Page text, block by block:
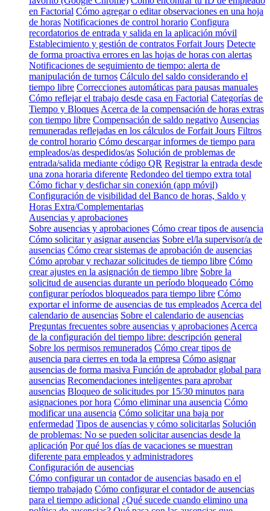
en Factorial Cómo agregar o editar observaciones en una hoja
de horas Notificaciones de control horario Configura
recordatorios de entrada y salida en la aplicación móvil
Establecimiento y gestión de contratos Forfait Jours Detecte
de forma proactiva errores en las hojas de horas con alertas
Notificaciones de seguimiento de tiempo: alerta de
manipulación de turnos Cálculo del saldo considerando el
tiempo libre Correcciones automáticas para pausas manuales
Cómo reflejar el trabajo desde casa en Factorial Categorías de
Tiempo y Bloques Acerca de la compensación de horas extras
con tiempo libre Compensación de saldo negativo Ausencias
remuneradas reflejadas en los cálculos de Forfait Jours Filtros
de control horario Cómo descargar informes de tiempo para
empleados/as despedidos/as Solución de problemas de
entrada/salida mediante código QR Registrar la entrada desde
una zona horaria diferente Redondeo del tiempo extra total
Cómo fichar y desfichar sin conexión (app móvil)
Configuración de visibilidad del Banco de horas, Saldo y
Horas Extra/Complementarias
Ausencias y aprobaciones
Sobre ausencias y aprobaciones Cómo crear tipos de ausencia
Cómo solicitar y asignar ausencias Sobre el/la supervisor/a de
ausencias Cómo crear sistemas de aprobación de ausencias
Cómo aprobar y rechazar solicitudes de tiempo libre Cómo
crear ajustes en la asignación de tiempo libre Sobre la
solicitud de ausencias durante un período bloqueado Cómo
configurar períodos bloqueados para tiempo libre Cómo
exportar el informe de ausencias de tus empleados Acerca del
calendario de ausencias Sobre el calendario de ausencias
Preguntas frecuentes sobre ausencias y aprobaciones Acerca
de la configuración del tiempo libre: descripción general
Sobre los permisos remunerados Cómo crear tipos de
ausencia para cierres en toda la empresa Cómo asignar
ausencias de forma masiva Función de aprobador global para
ausencias Recomendaciones inteligentes para aprobar
ausencias Bloqueo de solicitudes por 15/30 minutos para
asignaciones por hora Cómo eliminar una ausencia Cómo
modificar una ausencia Cómo solicitar una baja por
enfermedad Tipos de ausencias y cómo solicitarlas Solución
de problemas: No se pueden solicitar ausencias desde la
aplicación Por qué los días de vacaciones se muestran
diferente para empleados y administradores
Configuración de ausencias
Cómo configurar un contador de ausencias basado en el
tiempo trabajado Cómo configurar el contador de ausencias
para el tiempo adicional ¿Qué sucede cuando elimino una